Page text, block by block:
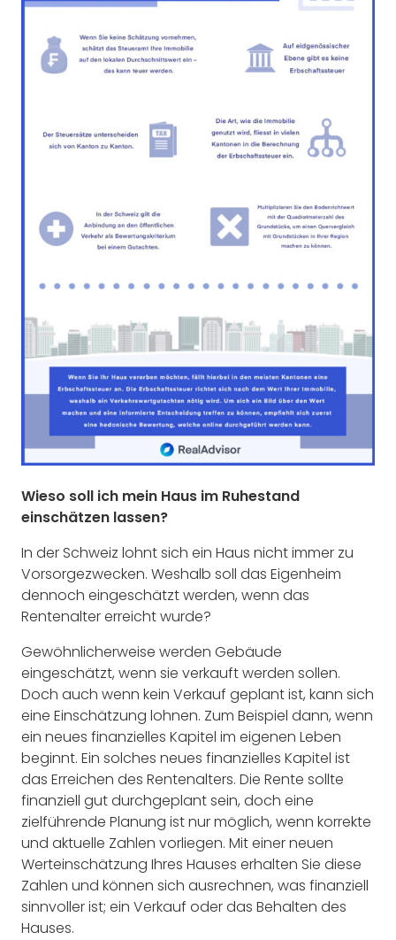
Wieso soll ich mein Haus im Ruhestand
einschätzen lassen?
In der Schweiz lohnt sich ein Haus nicht immer zu
Vorsorgezwecken. Weshalb soll das Eigenheim
dennoch eingeschätzt werden, wenn das
Rentenalter erreicht wurde?
Gewöhnlicherweise werden Gebäude
eingeschätzt, wenn sie verkauft werden sollen.
Doch auch wenn kein Verkauf geplant ist, kann sich
eine Einschätzung lohnen. Zum Beispiel dann, wenn
ein neues finanzielles Kapitel im eigenen Leben
beginnt. Ein solches neues finanzielles Kapitel ist
das Erreichen des Rentenalters. Die Rente sollte
finanziell gut durchgeplant sein, doch eine
zielführende Planung ist nur möglich, wenn korrekte
und aktuelle Zahlen vorliegen. Mit einer neuen
Werteinschätzung Ihres Hauses erhalten Sie diese
Zahlen und können sich ausrechnen, was finanziell
sinnvoller ist; ein Verkauf oder das Behalten des
Hauses.